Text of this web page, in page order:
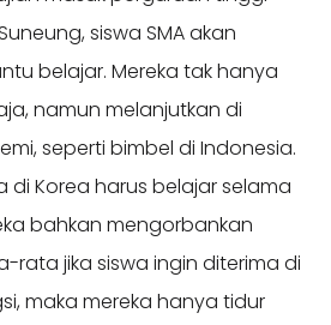
siswa SMA akan
belajar. Mereka tak hanya
namun melanjutkan di
seperti bimbel di Indonesia.
di Korea harus belajar selama
bahkan mengorbankan
rata jika siswa ingin diterima di
maka mereka hanya tidur